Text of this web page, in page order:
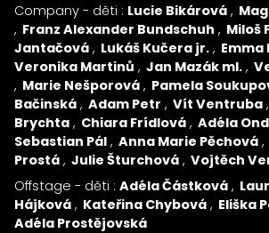
Company - děti : Lucie Bikárová
Franz Alexander Bundschuh
Miloš
Jantačová
Lukáš Kučera jr.
Emma
Veronika Martinů
Jan Mazák ml.
Marie Nešporová
Pamela
Bačinská
Adam Petr Vít Ventruba
Brychta
Chiara Frídlová
Adéla
Sebastian Pál
Anna Marie Pěchová
Prostá
Julie Šturchová
Vojtěch
Offstage - děti : Adéla Částková
Hájková
Kateřina Chybová
Eliška
Adéla Prostějovská